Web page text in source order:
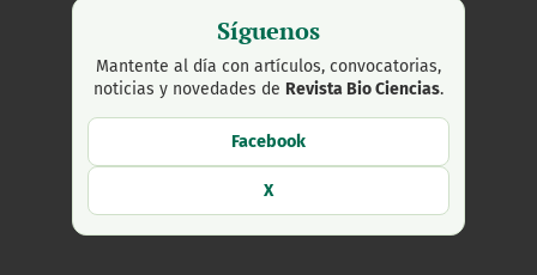
Síguenos
Mantente al día con artículos, convocatorias,
noticias y novedades de Revista Bio Ciencias.
Facebook
X